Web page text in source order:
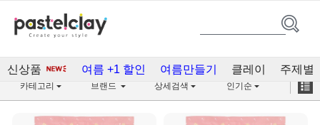
신상품 여름 +1 할인 여름만들기 클레이 주제별
클레이 500g(19)
카테고리 브랜드 상세검색 인기순